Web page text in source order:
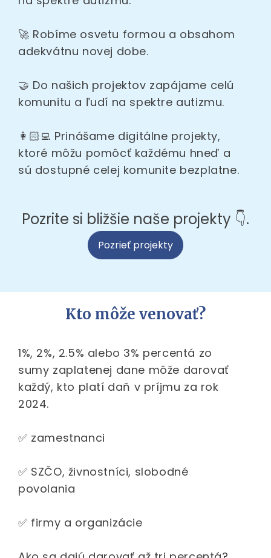
🚀 Robíme osvetu formou a obsahom
adekvátnu novej dobe.
🤝 Do našich projektov zapájame celú
komunitu a ľudí na spektre autizmu.
👩🏻‍💻 Prinášame digitálne projekty,
ktoré môžu pomôcť každému hneď a
sú dostupné celej komunite bezplatne.
Pozrite si bližšie naše projekty 👇.
Pozrieť projekty
Kto môže venovať?
1%, 2%, 2.5% alebo 3% percentá zo
sumy zaplatenej dane môže darovať
každý, kto platí daň v príjmu za rok
2024.
✅ zamestnanci
✅ SZČO, živnostníci, slobodné
povolania
✅ firmy a organizácie